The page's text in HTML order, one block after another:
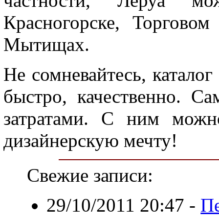
Красногорске,
Мытищах.
Не сомневайтесь,
быстро, качественно.
затратами. С ним
дизайнерскую мечту!
Свежие записи:
29/10/2011 20:47 -